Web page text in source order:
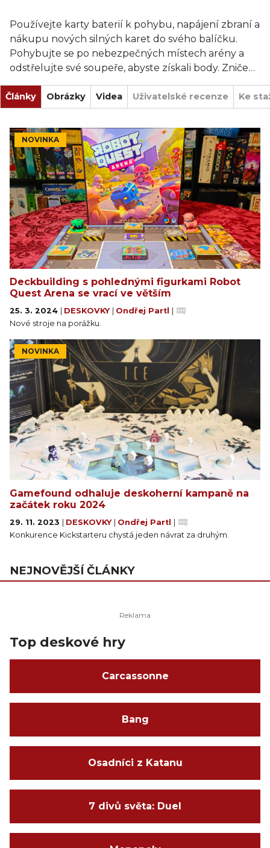
Používejte karty baterií k pohybu, napájení zbraní a
nákupu nových silných karet do svého balíčku.
Pohybujte se po nebezpečných místech arény a
odstřelujte své soupeře, abyste získali body. Zničení
roboti se každé kolo znovu objeví, takže nikdy
nebudete mimo hru!
Články Obrázky Videa Uživatelské recenze Ke
NOVINKA
Deckbuilding s pohlednými figurkami Robot
Quest Arena se vrací ve větším
25. 3. 2024 DESKOVKY Ondřej Partl
Nové stroje na porážku.
NOVINKA
Gamefound odhaluje deskoherní kampaně na
začátek roku 2024
29. 11. 2023 DESKOVKY Ondřej Partl
Konkurence Kickstarteru chystá jeden návrat za druhým.
NEJNOVĚJŠÍ ČLÁNKY
Top deskové hry
Carcassonne
Bang
Osadníci z Katanu
7 divů světa: Duel